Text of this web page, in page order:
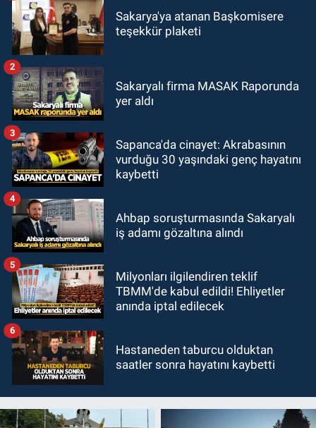
Sakarya'ya atanan Başkomisere
teşekkür plaketi
Sakaryalı firma MASAK Raporunda
yer aldı
2
Sapanca'da cinayet: Akrabasının
vurduğu 30 yaşındaki genç hayatını
kaybetti
3
Ahbap soruşturmasında Sakaryalı
iş adamı gözaltına alındı
4
Milyonları ilgilendiren teklif
TBMM'de kabul edildi! Ehliyetler
anında iptal edilecek
5
Hastaneden taburcu olduktan
saatler sonra hayatını kaybetti
6